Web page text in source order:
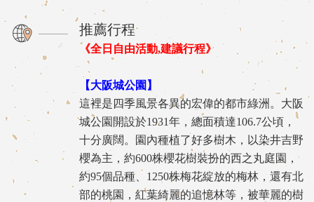
推薦行程
《全日自由活動,建議行程》
【大阪城公園】
這裡是四季風景各異的宏偉的都市綠洲。大阪
城公園開設於1931年，總面積達106.7公頃，
十分廣闊。園內種植了好多樹木，以染井吉野
櫻為主，約600株櫻花樹裝扮的西之丸庭園，
約95個品種、1250株梅花綻放的梅林，還有北
部的桃園，紅葉綺麗的追憶林等，被華麗的樹